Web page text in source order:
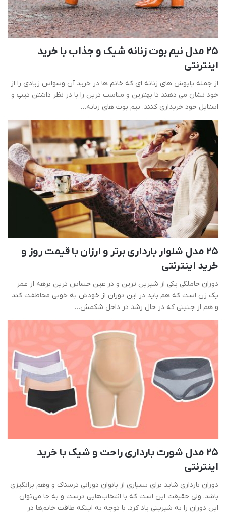
25 مدل نیم بوت زنانه شیک و جذاب با خرید
اینترنتی
از جمله پاپوش های زنانه ای که خانم ها در خرید آن وسواس زیادی را از
خود نشان می دهند تا بهترین و مناسب ترین را با در نظر داشتن تیپ و
استایل خود خریداری کنند، نیم بوت های زنانه…
25 مدل شلوار بارداری برتر و ارزان با قیمت روز و
خرید اینترنتی
دوران حاملگی یکی از شیرین ترین و در عین حساس ترین برهه از عمر
یک زن است که هم باید در این دوران از خودش به خوبی محاظفت کند
و هم از جنینی که در حال رشد در داخل شکمش…
25 مدل شورت بارداری راحت و شیک با خرید
اینترنتی
دوران بارداری شاید برای بسیاری از بانوان دورانی ترسناک و وهم برانگیزی
باشد، ولی حقیقت این است که با انتخاب‌هایی درست و به جا می‌توان
این دوران را به شیرینی یاد کرد. با توجه به اینکه طاقت خانم‌ها در